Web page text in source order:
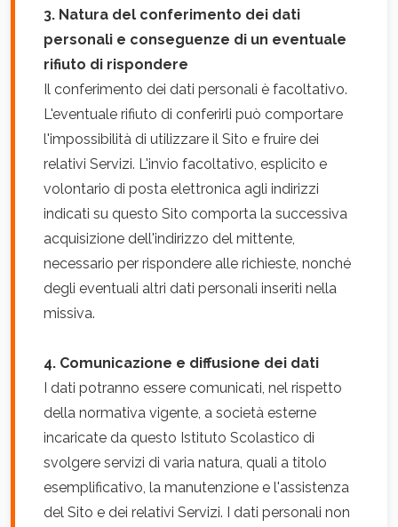
3. Natura del conferimento dei dati
personali e conseguenze di un eventuale
rifiuto di rispondere
Il conferimento dei dati personali è facoltativo.
L'eventuale rifiuto di conferirli può comportare
l'impossibilità di utilizzare il Sito e fruire dei
relativi Servizi. L'invio facoltativo, esplicito e
volontario di posta elettronica agli indirizzi
indicati su questo Sito comporta la successiva
acquisizione dell'indirizzo del mittente,
necessario per rispondere alle richieste, nonché
degli eventuali altri dati personali inseriti nella
missiva.
4. Comunicazione e diffusione dei dati
I dati potranno essere comunicati, nel rispetto
della normativa vigente, a società esterne
incaricate da questo Istituto Scolastico di
svolgere servizi di varia natura, quali a titolo
esemplificativo, la manutenzione e l'assistenza
del Sito e dei relativi Servizi. I dati personali non